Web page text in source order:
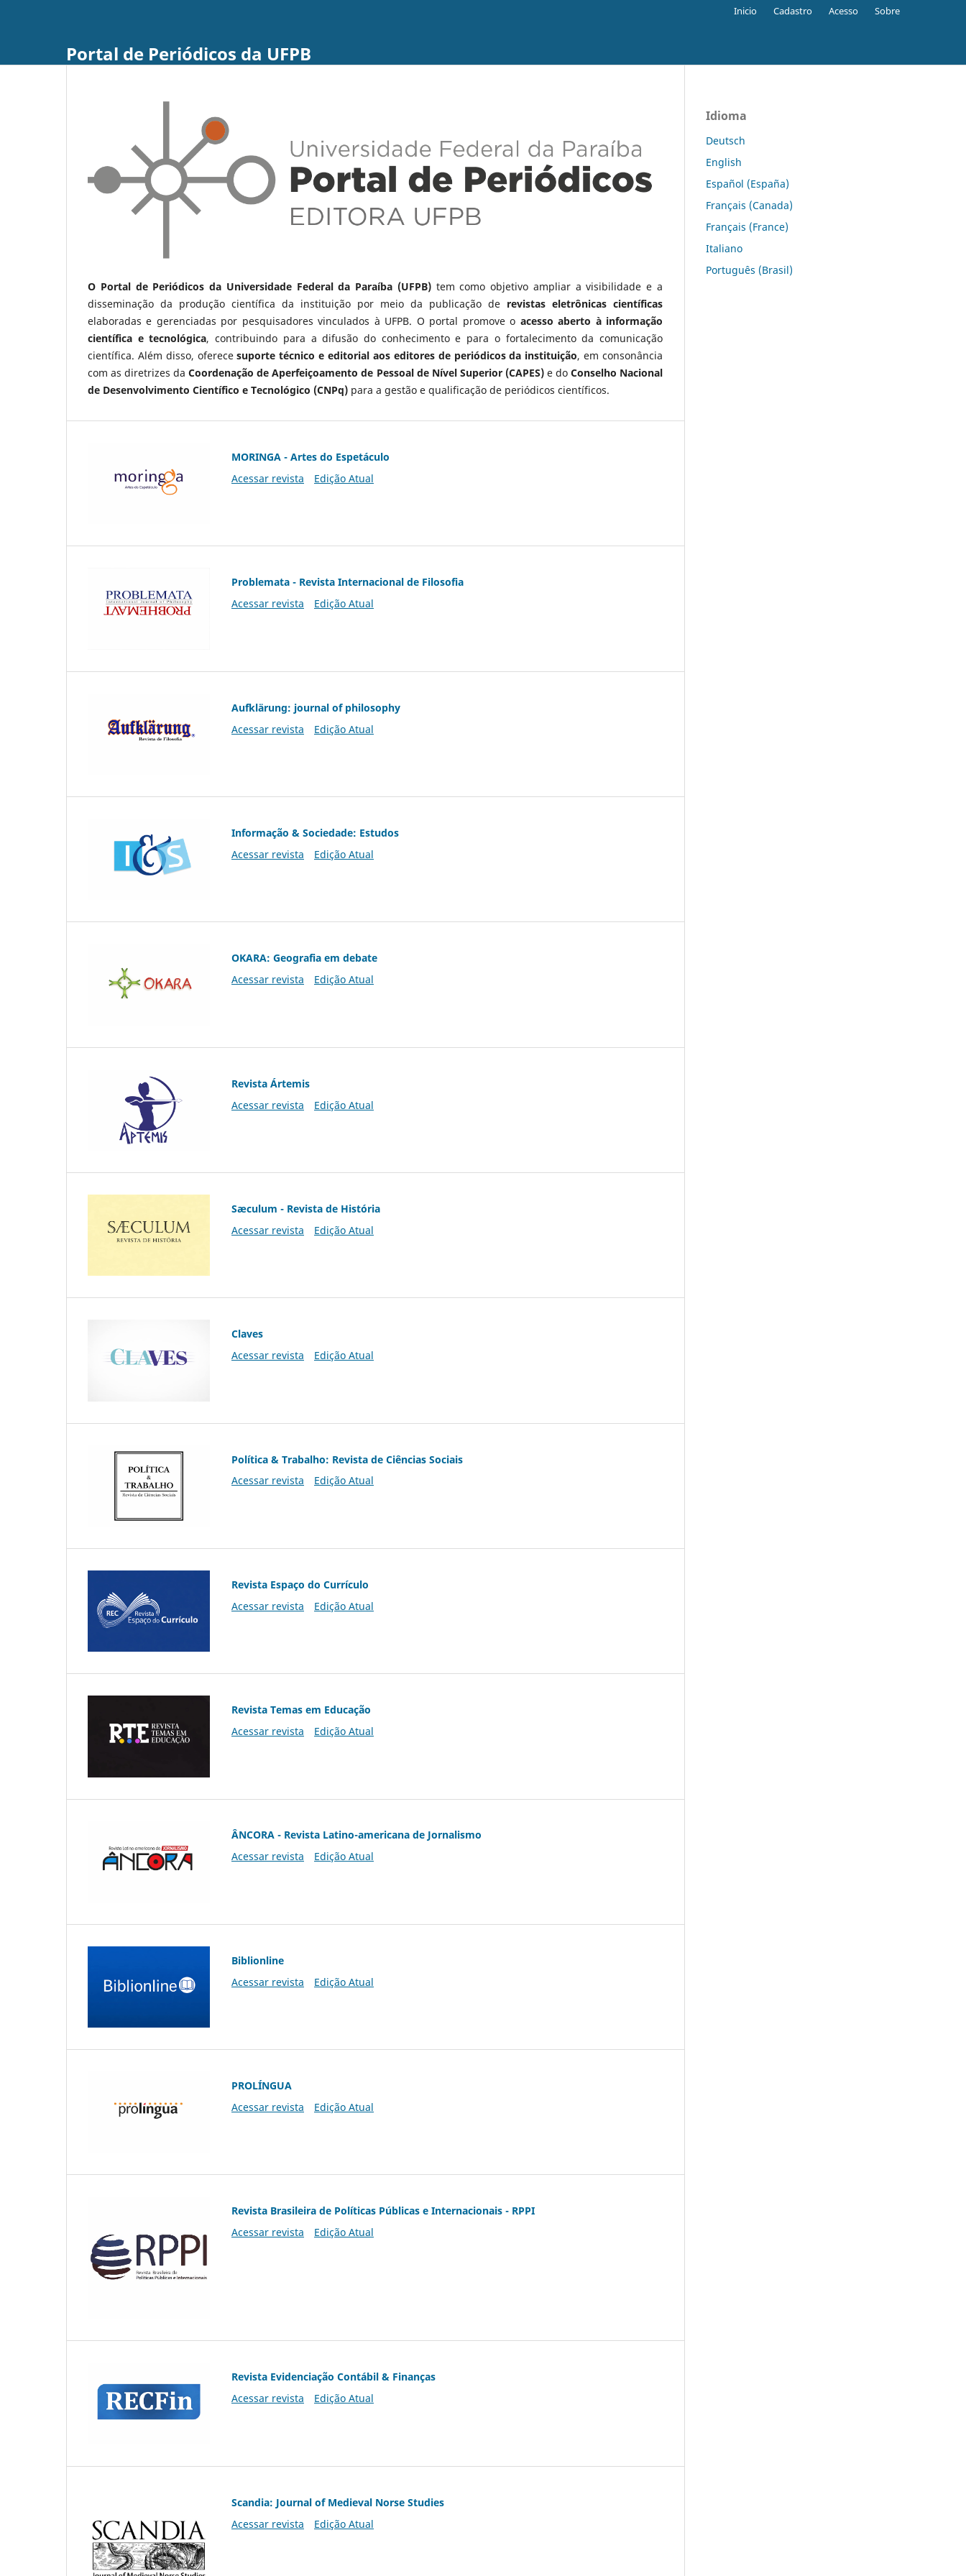
Portal de Periódicos da UFPB
Inicio Cadastro Acesso Sobre
O Portal de Periódicos da Universidade Federal da Paraíba (UFPB)tem como objetivo ampliar a visibilidade e a
disseminação da produção científica da instituição por meio da publicação de revistas eletrônicas científicas
elaboradas e gerenciadas por pesquisadores vinculados à UFPB. O portal promove o acesso aberto à informação
científica e tecnológica, contribuindo para a difusão do conhecimento e para o fortalecimento da comunicação
científica. Além disso, oferecesuporte técnico e editorial aos editores de periódicos da instituição, em consonância
com as diretrizes daCoordenação de Aperfeiçoamento de Pessoal de Nível Superior (CAPES)e do Conselho Nacional
de Desenvolvimento Científico e Tecnológico (CNPq) para a gestão e qualificação de periódicos científicos.
MORINGA - Artes do Espetáculo
Acessar revista
Edição Atual
Problemata - Revista Internacional de Filosofia
Acessar revista
Edição Atual
Aufklärung: journal of philosophy
Acessar revista
Edição Atual
Informação & Sociedade: Estudos
Acessar revista
Edição Atual
OKARA: Geografia em debate
Acessar revista
Edição Atual
Revista Ártemis
Acessar revista
Edição Atual
Sæculum - Revista de História
Acessar revista
Edição Atual
Claves
Acessar revista
Edição Atual
Política & Trabalho: Revista de Ciências Sociais
Acessar revista
Edição Atual
Revista Espaço do Currículo
Acessar revista
Edição Atual
Revista Temas em Educação
Acessar revista
Edição Atual
ÂNCORA - Revista Latino-americana de Jornalismo
Acessar revista
Edição Atual
Biblionline
Acessar revista
Edição Atual
PROLÍNGUA
Acessar revista
Edição Atual
Revista Brasileira de Políticas Públicas e Internacionais - RPPI
Acessar revista
Edição Atual
Revista Evidenciação Contábil & Finanças
Acessar revista
Edição Atual
Scandia: Journal of Medieval Norse Studies
Acessar revista
Edição Atual
Idioma
Deutsch
English
Español (España)
Français (Canada)
Français (France)
Italiano
Português (Brasil)